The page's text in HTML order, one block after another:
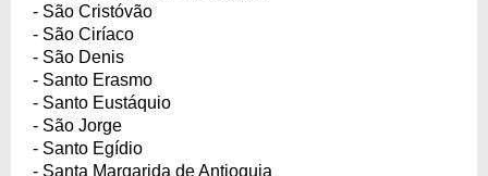
- São Cristóvão
- São Ciríaco
- São Denis
- Santo Erasmo
- Santo Eustáquio
- São Jorge
- Santo Egídio
- Santa Margarida de Antioquia